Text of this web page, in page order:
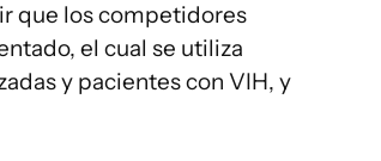
que los competidores
el cual se utiliza
y pacientes con VIH, y